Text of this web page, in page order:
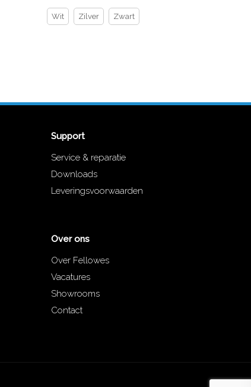
Wit Zilver Zwart
Support
Service & reparatie
Downloads
Leveringsvoorwaarden
Over ons
Over Fellowes
Vacatures
Showrooms
Contact